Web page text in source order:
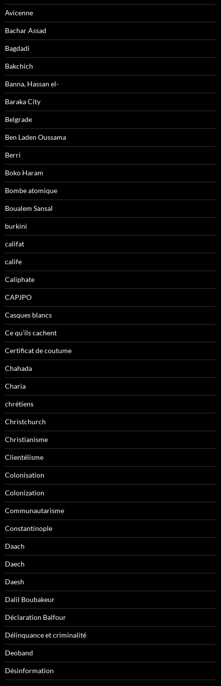
Avicenne
Bachar Assad
Bagdadi
Bakchich
Banna, Hassan el-
Baraka City
Belgrade
Ben Laden Oussama
Berri
Boko Haram
Bombe atomique
Boualem Sansal
burkini
califat
calife
Caliphate
CAPJPO
Casques blancs
Ce qu'ils cachent
Certificat de coutume
Chahada
Charia
chrétiens
Christchurch
Christianisme
Clientélisme
Colonisation
Colonization
Communautarisme
Constantinople
Daach
Daech
Daesh
Dalil Boubakeur
Déclaration Balfour
Délinquance et criminalité
Deoband
Désinformation